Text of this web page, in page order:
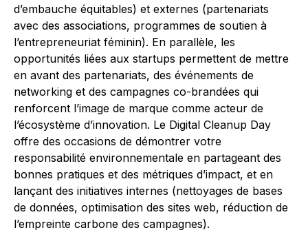
d’embauche équitables) et externes (partenariats
avec des associations, programmes de soutien à
l’entrepreneuriat féminin). En parallèle, les
opportunités liées aux startups permettent de mettre
en avant des partenariats, des événements de
networking et des campagnes co-brandées qui
renforcent l’image de marque comme acteur de
l’écosystème d’innovation. Le Digital Cleanup Day
offre des occasions de démontrer votre
responsabilité environnementale en partageant des
bonnes pratiques et des métriques d’impact, et en
lançant des initiatives internes (nettoyages de bases
de données, optimisation des sites web, réduction de
l’empreinte carbone des campagnes).